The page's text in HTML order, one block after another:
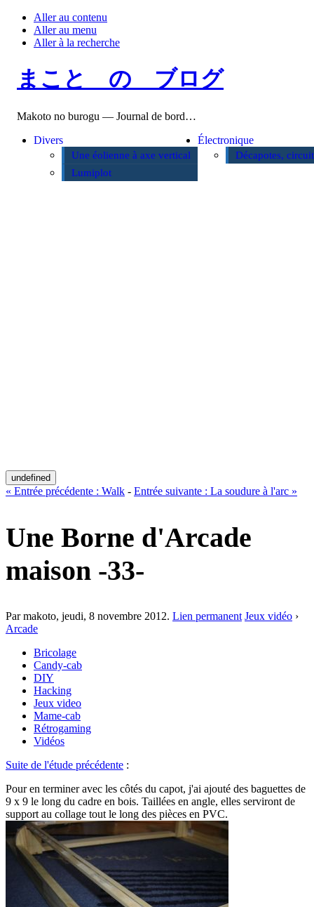
Aller au contenu
Aller au menu
Aller à la recherche
まこと の ブログ
Makoto no burogu — Journal de bord…
Divers
Une éolienne à axe vertical
Lumiplot
Électronique
Décapotes,
undefined
« Entrée précédente : Walk - Entrée suivante : La soudure à l'arc »
Une Borne d'Arcade
maison -33-
Par makoto, jeudi, 8 novembre 2012. Lien permanent Jeux vidéo ›
Arcade
Bricolage
Candy-cab
DIY
Hacking
Jeux video
Mame-cab
Rétrogaming
Vidéos
Suite de l'étude précédente :
Pour en terminer avec les côtés du capot, j'ai ajouté des baguettes de
9 x 9 le long du cadre en bois. Taillées en angle, elles serviront de
support au collage tout le long des pièces en PVC.